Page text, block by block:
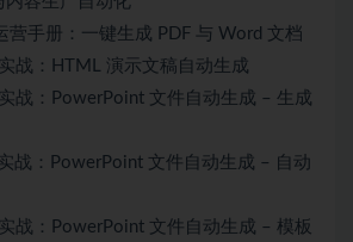
营手册：一键生成 PDF 与 Word 文档
战：HTML 演示文稿自动生成
战：PowerPoint 文件自动生成 – 生成
战：PowerPoint 文件自动生成 – 自动
战：PowerPoint 文件自动生成 – 模板